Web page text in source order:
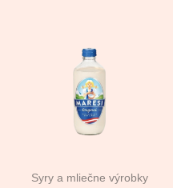
Syry a mliečne výrobky